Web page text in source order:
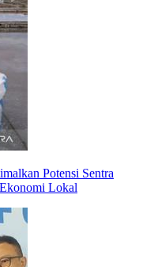
Potensi Sentra
Lokal